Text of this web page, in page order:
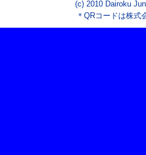
(c) 2010 Dairoku
＊QRコードは株式